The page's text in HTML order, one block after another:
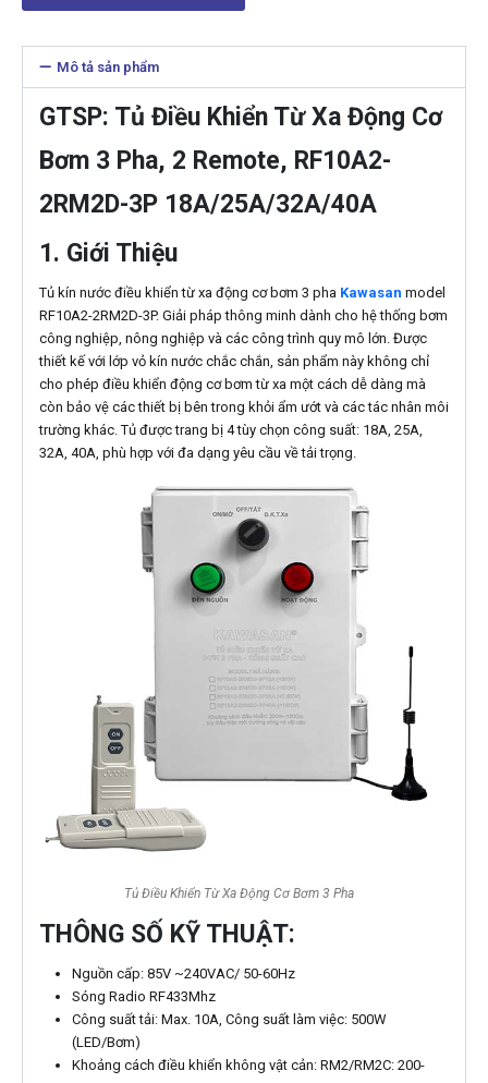
Mô tả sản phẩm
GTSP: Tủ Điều Khiển Từ Xa Động Cơ
Bơm 3 Pha, 2 Remote, RF10A2-
2RM2D-3P 18A/25A/32A/40A
1. Giới Thiệu
Tủ kín nước điều khiển từ xa động cơ bơm 3 pha Kawasan model
RF10A2-2RM2D-3P. Giải pháp thông minh dành cho hệ thống bơm
công nghiệp, nông nghiệp và các công trình quy mô lớn. Được
thiết kế với lớp vỏ kín nước chắc chắn, sản phẩm này không chỉ
cho phép điều khiển động cơ bơm từ xa một cách dễ dàng mà
còn bảo vệ các thiết bị bên trong khỏi ẩm ướt và các tác nhân môi
trường khác. Tủ được trang bị 4 tùy chọn công suất: 18A, 25A,
32A, 40A, phù hợp với đa dạng yêu cầu về tải trọng.
Tủ Điều Khiển Từ Xa Động Cơ Bơm 3 Pha
THÔNG SỐ KỸ THUẬT:
Nguồn cấp: 85V ~240VAC/ 50-60Hz
Sóng Radio RF433Mhz
Công suất tải: Max. 10A, Công suất làm việc: 500W
(LED/Bơm)
Khoảng cách điều khiển không vật cản: RM2/RM2C: 200-